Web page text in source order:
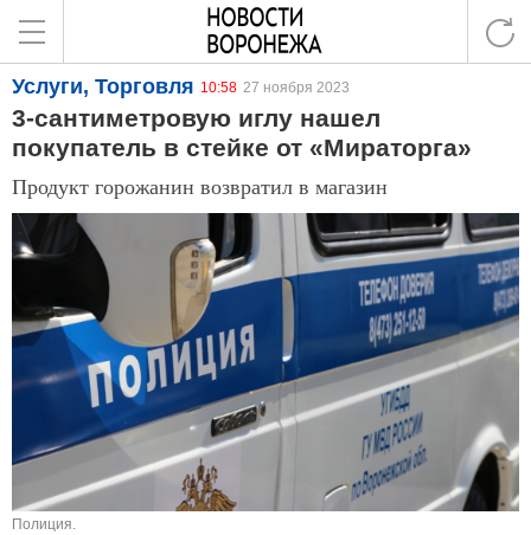
Услуги, Торговля 10:58 27 ноября 2023
3-сантиметровую иглу нашел
покупатель в стейке от «Мираторга»
Продукт горожанин возвратил в магазин
Полиция.